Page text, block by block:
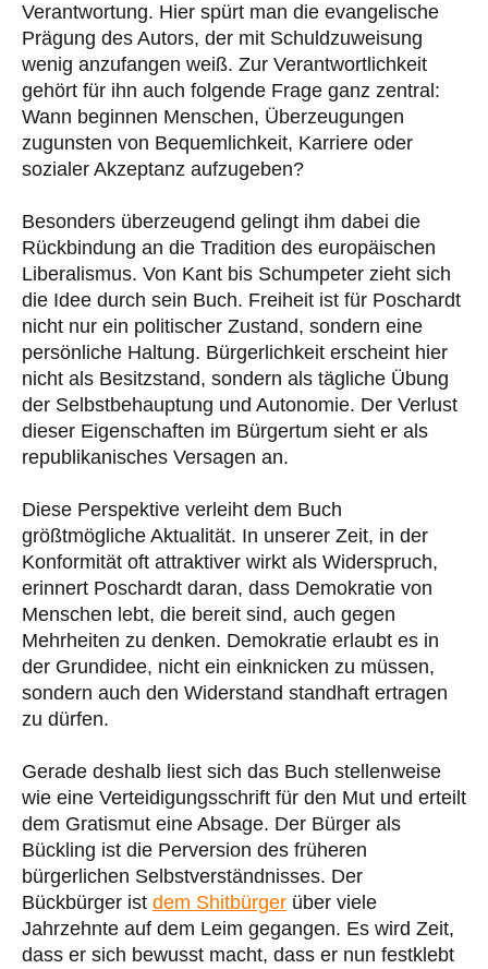
Verantwortung. Hier spürt man die evangelische
Prägung des Autors, der mit Schuldzuweisung
wenig anzufangen weiß. Zur Verantwortlichkeit
gehört für ihn auch folgende Frage ganz zentral:
Wann beginnen Menschen, Überzeugungen
zugunsten von Bequemlichkeit, Karriere oder
sozialer Akzeptanz aufzugeben?
Besonders überzeugend gelingt ihm dabei die
Rückbindung an die Tradition des europäischen
Liberalismus. Von Kant bis Schumpeter zieht sich
die Idee durch sein Buch. Freiheit ist für Poschardt
nicht nur ein politischer Zustand, sondern eine
persönliche Haltung. Bürgerlichkeit erscheint hier
nicht als Besitzstand, sondern als tägliche Übung
der Selbstbehauptung und Autonomie. Der Verlust
dieser Eigenschaften im Bürgertum sieht er als
republikanisches Versagen an.
Diese Perspektive verleiht dem Buch
größtmögliche Aktualität. In unserer Zeit, in der
Konformität oft attraktiver wirkt als Widerspruch,
erinnert Poschardt daran, dass Demokratie von
Menschen lebt, die bereit sind, auch gegen
Mehrheiten zu denken. Demokratie erlaubt es in
der Grundidee, nicht ein einknicken zu müssen,
sondern auch den Widerstand standhaft ertragen
zu dürfen.
Gerade deshalb liest sich das Buch stellenweise
wie eine Verteidigungsschrift für den Mut und erteilt
dem Gratismut eine Absage. Der Bürger als
Bückling ist die Perversion des früheren
bürgerlichen Selbstverständnisses. Der
Bückbürger ist dem Shitbürger über viele
Jahrzehnte auf dem Leim gegangen. Es wird Zeit,
dass er sich bewusst macht, dass er nun festklebt